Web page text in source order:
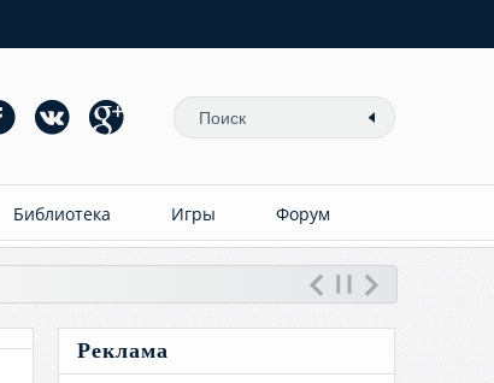
Библиотека Игры Форум
Реклама